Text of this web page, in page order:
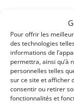
Pour offrir les
des technologies
informations de
permettra, ainsi qu’à
personnelles telles
sur ce site et afficher
consentir ou retirer
fonctionnalités et